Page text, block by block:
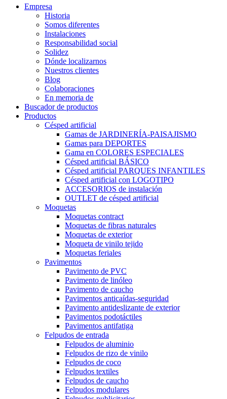
116
96
57
Empresa
Historia
Somos diferentes
Instalaciones
Responsabilidad social
Solidez
Dónde localizarnos
Nuestros clientes
Blog
Colaboraciones
En memoria de
Buscador de productos
Productos
Césped artificial
Gamas de JARDINERÍA-PAISAJISMO
Gamas para DEPORTES
Gama en COLORES ESPECIALES
Césped artificial BÁSICO
Césped artificial PARQUES INFANTILES
Césped artificial con LOGOTIPO
ACCESORIOS de instalación
OUTLET de césped artificial
Moquetas
Moquetas contract
Moquetas de fibras naturales
Moquetas de exterior
Moqueta de vinilo tejido
Moquetas feriales
Pavimentos
Pavimento de PVC
Pavimento de linóleo
Pavimento de caucho
Pavimentos anticaídas-seguridad
Pavimento antideslizante de exterior
Pavimentos podotáctiles
Pavimentos antifatiga
Felpudos de entrada
Felpudos de aluminio
Felpudos de rizo de vinilo
Felpudos de coco
Felpudos textiles
Felpudos de caucho
Felpudos modulares